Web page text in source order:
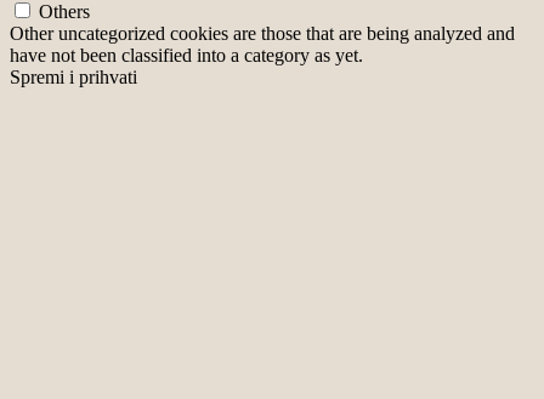
Others
Other uncategorized cookies are those that are being analyzed and
have not been classified into a category as yet.
Spremi i prihvati